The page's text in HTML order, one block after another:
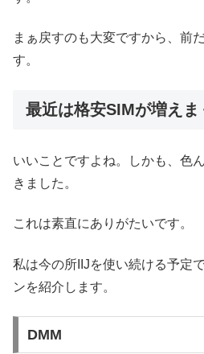
まぁ戻すのも大変ですから、前
す。
最近は格安SIMが増えま
いいことですよね。しかも、色
きました。
これは素直にありがたいです。
私は今の所IIJを使い続ける予定
ンを紹介します。
DMM